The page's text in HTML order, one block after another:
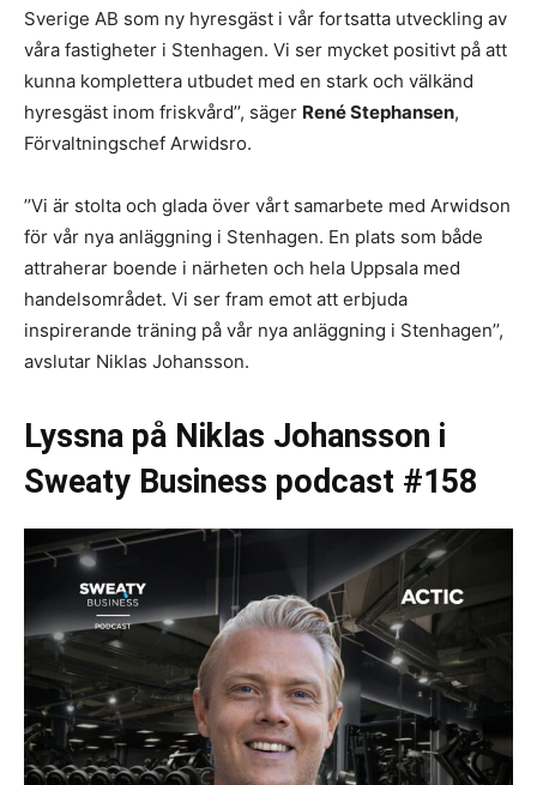
Sverige AB som ny hyresgäst i vår fortsatta utveckling av
våra fastigheter i Stenhagen. Vi ser mycket positivt på att
kunna komplettera utbudet med en stark och välkänd
hyresgäst inom friskvård’’, säger René Stephansen,
Förvaltningschef Arwidsro.
’’Vi är stolta och glada över vårt samarbete med Arwidson
för vår nya anläggning i Stenhagen. En plats som både
attraherar boende i närheten och hela Uppsala med
handelsområdet. Vi ser fram emot att erbjuda
inspirerande träning på vår nya anläggning i Stenhagen’’,
avslutar Niklas Johansson.
Lyssna på Niklas Johansson i
Sweaty Business podcast #158